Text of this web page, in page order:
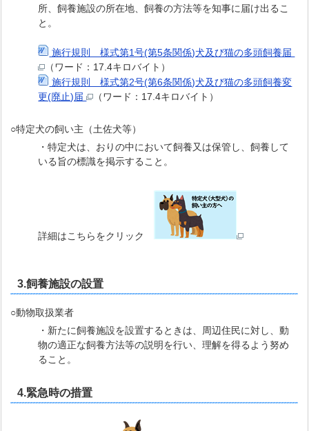
所、飼養施設の所在地、飼養の方法等を知事に届け出るこ
と。
施行規則＿様式第1号(第5条関係)犬及び猫の多頭飼養届
（ワード：17.4キロバイト）
施行規則＿様式第2号(第6条関係)犬及び猫の多頭飼養変
更(廃止)届
（ワード：17.4キロバイト）
○特定犬の飼い主（土佐犬等）
・特定犬は、おりの中において飼養又は保管し、飼養して
いる旨の標識を掲示すること。
詳細はこちらをクリック
3.飼養施設の設置
○動物取扱業者
・新たに飼養施設を設置するときは、周辺住民に対し、動
物の適正な飼養方法等の説明を行い、理解を得るよう努め
ること。
4.緊急時の措置